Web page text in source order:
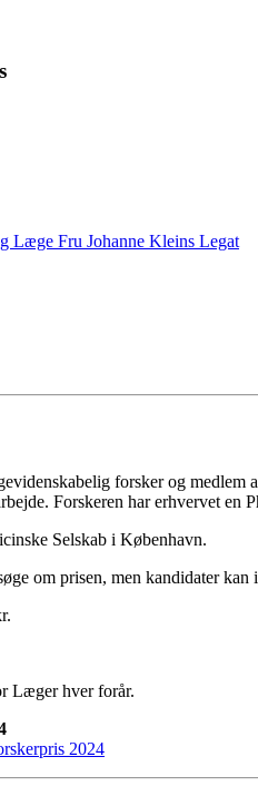
Læge Fru Johanne Kleins Legat
forsker og medlem
Forskeren har erhvervet
Selskab i København.
om prisen, men kandidater
Læger hver forår.
2024